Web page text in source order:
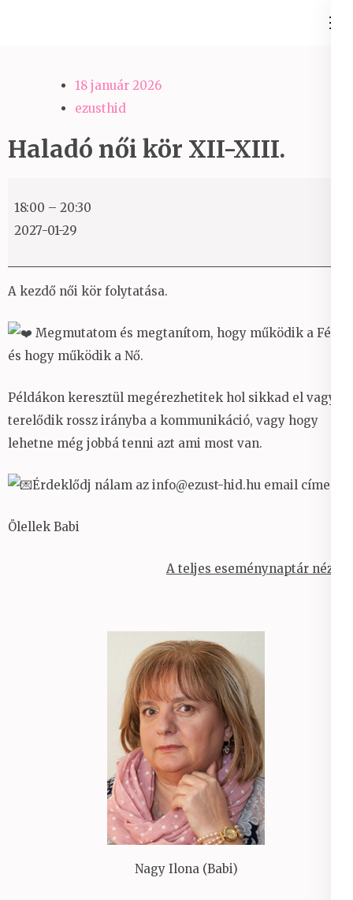
18 január 2026
ezusthid
Haladó női kör XII-XIII.
női
kör
18:00 – 20:30
2027-01-29
A kezdő női kör folytatása.
Megmutatom és megtanítom, hogy működik a Férfi
és hogy működik a Nő.
Példákon keresztül megérezhetitek hol sikkad el vagy
terelődik rossz irányba a kommunikáció, vagy hogy
lehetne még jobbá tenni azt ami most van.
Érdeklődj nálam az info@ezust-hid.hu email címen.
Ölellek Babi
A teljes eseménynaptár nézet
Nagy Ilona (Babi)